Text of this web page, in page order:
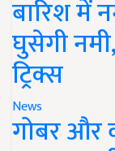
बारिश में
घुसेगी
ट्रिक्स
News
गोबर और